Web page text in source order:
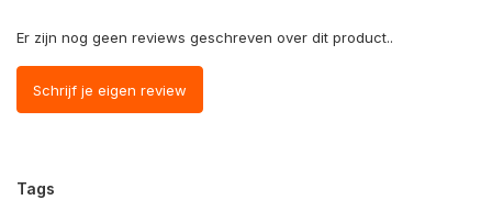
Er zijn nog geen reviews geschreven over dit product..
Schrijf je eigen review
Tags